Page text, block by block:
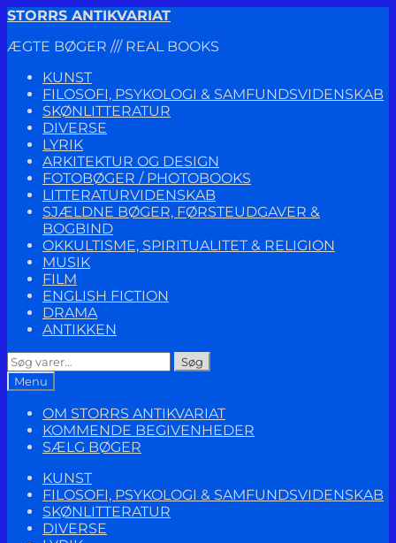
Spring
navigation
Spring
indhold
STORRS ANTIKVARIAT
ÆGTE BØGER /// REAL BOOKS
KUNST
FILOSOFI, PSYKOLOGI & SAMFUNDSVIDENSKAB
SKØNLITTERATUR
DIVERSE
LYRIK
ARKITEKTUR OG DESIGN
FOTOBØGER / PHOTOBOOKS
LITTERATURVIDENSKAB
SJÆLDNE BØGER, FØRSTEUDGAVER &
BOGBIND
OKKULTISME, SPIRITUALITET & RELIGION
MUSIK
FILM
ENGLISH FICTION
DRAMA
ANTIKKEN
Søg
efter:
Søg
Menu
OM STORRS ANTIKVARIAT
KOMMENDE BEGIVENHEDER
SÆLG BØGER
KUNST
FILOSOFI, PSYKOLOGI & SAMFUNDSVIDENSKAB
SKØNLITTERATUR
DIVERSE